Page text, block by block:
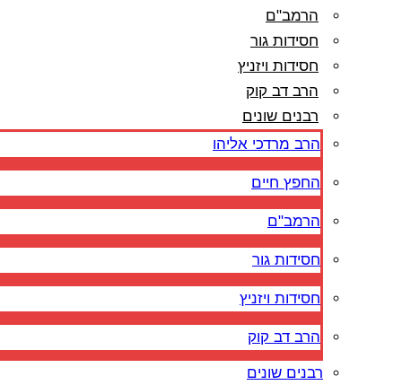
הרמב"ם
חסידות גור
חסידות ויזניץ
הרב דב קוק
רבנים שונים
הרב מרדכי אליהו
החפץ חיים
הרמב"ם
חסידות גור
חסידות ויזניץ
הרב דב קוק
רבנים שונים